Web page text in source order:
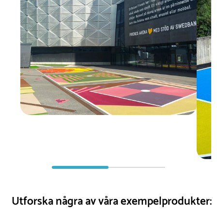
Utforska några av våra exempelprodukter: